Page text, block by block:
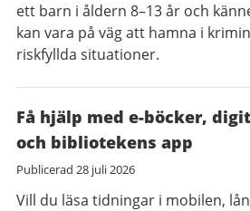
ett barn i åldern 8–13 år och
kan vara på väg att hamna i
riskfyllda situationer.
Få hjälp med e-böcker,
och bibliotekens app
Publicerad 28 juli 2026
Vill du läsa tidningar i mobilen,